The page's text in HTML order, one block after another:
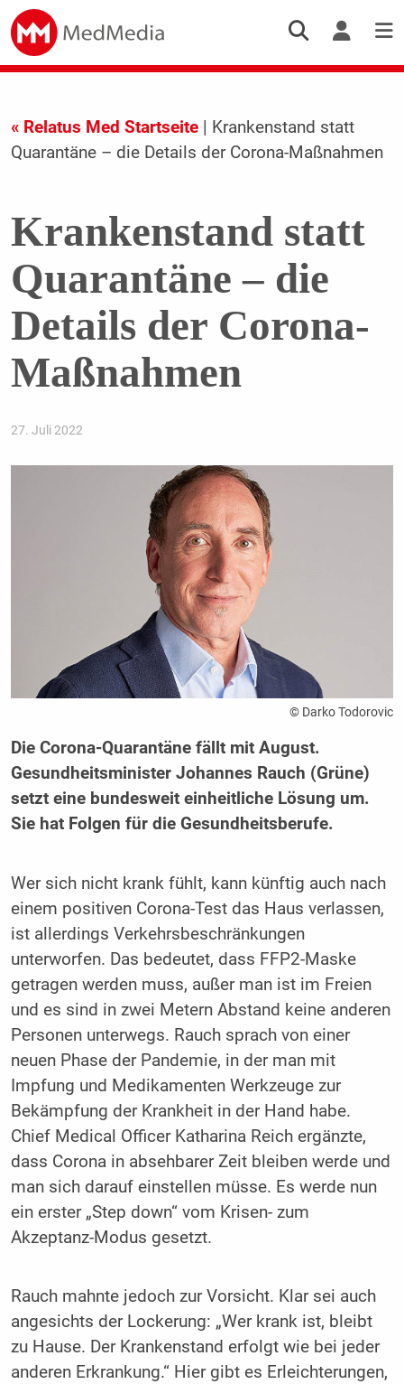
« Relatus Med Startseite| Krankenstand statt
Quarantäne – die Details der Corona-Maßnahmen
Krankenstand statt
Quarantäne – die
Details der Corona-
Maßnahmen
27. Juli 2022
© Darko Todorovic
Die Corona-Quarantäne fällt mit August.
Gesundheitsminister Johannes Rauch (Grüne)
setzt eine bundesweit einheitliche Lösung um.
Sie hat Folgen für die Gesundheitsberufe.
Wer sich nicht krank fühlt, kann künftig auch nach
einem positiven Corona-Test das Haus verlassen,
ist allerdings Verkehrsbeschränkungen
unterworfen. Das bedeutet, dass FFP2-Maske
getragen werden muss, außer man ist im Freien
und es sind in zwei Metern Abstand keine anderen
Personen unterwegs. Rauch sprach von einer
neuen Phase der Pandemie, in der man mit
Impfung und Medikamenten Werkzeuge zur
Bekämpfung der Krankheit in der Hand habe.
Chief Medical Officer Katharina Reich ergänzte,
dass Corona in absehbarer Zeit bleiben werde und
man sich darauf einstellen müsse. Es werde nun
ein erster „Step down“ vom Krisen- zum
Akzeptanz-Modus gesetzt.
Rauch mahnte jedoch zur Vorsicht. Klar sei auch
angesichts der Lockerung: „Wer krank ist, bleibt
zu Hause. Der Krankenstand erfolgt wie bei jeder
anderen Erkrankung.“ Hier gibt es Erleichterungen,